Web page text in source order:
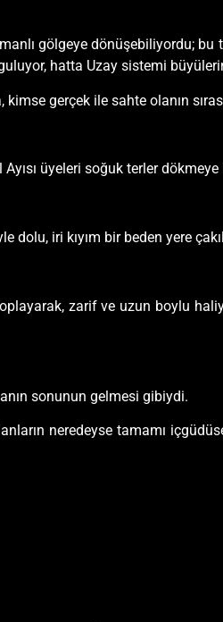
gölgeye dönüşebiliyordu;
hatta Uzay sistemi
gerçek ile sahte olanın
üyeleri soğuk terler dökmeye
iri kıyım bir beden yere
zarif ve uzun boylu
sonunun gelmesi gibiydi.
neredeyse tamamı